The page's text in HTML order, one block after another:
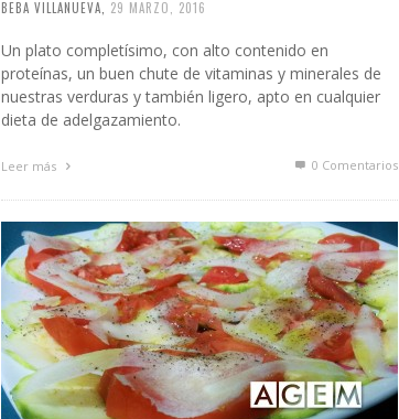
BEBA VILLANUEVA 29 MARZO, 2016
Un plato completísimo, con alto contenido en
proteínas, un buen chute de vitaminas y minerales de
nuestras verduras y también ligero, apto en cualquier
dieta de adelgazamiento.
Leer más 0 Comentarios